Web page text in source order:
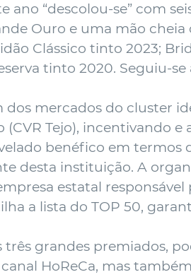
ano “descolou-se” com
Ouro e uma mão
Clássico tinto 2023;
tinto 2020. Seguiu-
dos mercados do cluster
(CVR Tejo), incentivando
benéfico em termos
desta instituição. A
estatal
a lista do TOP 50,
três grandes premiados,
HoReCa, mas